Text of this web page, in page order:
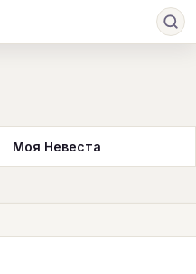
Ч Ш Э Ю
D E F G
M N O P
V W X Y
Моя Невеста